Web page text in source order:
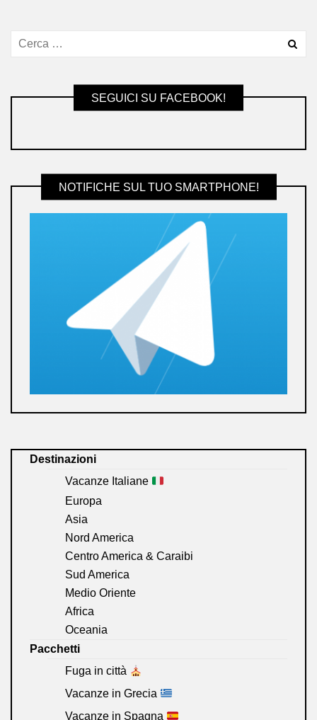
SEGUICI SU FACEBOOK!
NOTIFICHE SUL TUO SMARTPHONE!
Destinazioni
Vacanze Italiane
Europa
Asia
Nord America
Centro America & Caraibi
Sud America
Medio Oriente
Africa
Oceania
Pacchetti
Fuga in città
Vacanze in Grecia
Vacanze in Spagna